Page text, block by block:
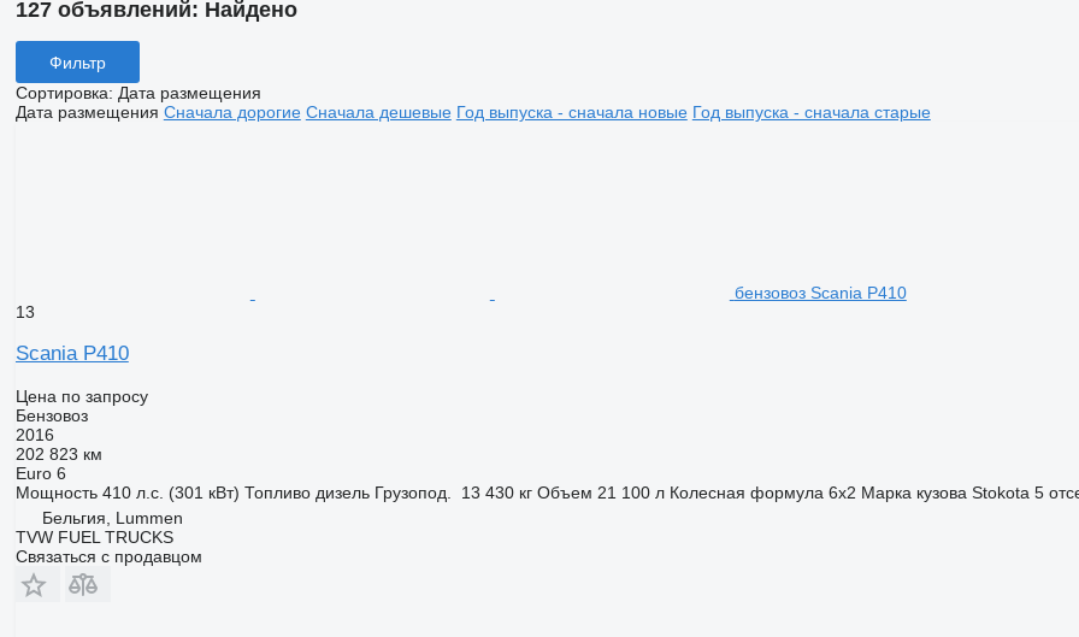
127 объявлений: Найдено
Фильтр
Сортировка: Дата размещения
Дата размещения Сначала дорогие Сначала дешевые Год выпуска - сначала новые Год выпуска - сначала старые
бензовоз Scania P410
13
Scania P410
Цена по запросу
Бензовоз
2016
202 823 км
Euro 6
Мощность 410 л.с. (301 кВт) Топливо дизель Грузопод. 13 430 кг Объем 21 100 л Колесная формула 6x2 Марка кузова Stokota 5
Бельгия, Lummen
TVW FUEL TRUCKS
Связаться с продавцом